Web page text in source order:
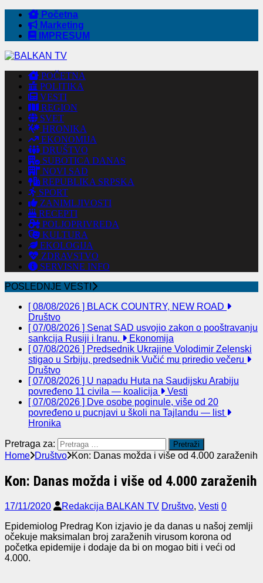
Početna
Marketing
IMPRESUM
POČETNA
POLITIKA
VESTI
REGION
SVET
HRONIKA
EKONOMIJA
DRUŠTVO
SUBOTICA DANAS
NOVI SAD
REPUBLIKA SRPSKA
SPORT
ZANIMLJIVOSTI
RECEPTI
POLJOPRIVREDA
KULTURA
EKOLOGIJA
ZDRAVSTVO
SERVISNE INFO
POSLEDNJE VESTI
[ 08/08/2026 ] BLACK COUNTRY, NEW ROAD
Društvo
[ 07/08/2026 ] Senat SAD usvojio zakon o pooštravanju
sankcija Rusiji i Iranu.
Ekonomija
[ 07/08/2026 ] Predsednik Ukrajine Volodimir Zelenski
stigao u Srbiju, predsednik Vučić mu priredio večeru
Društvo
[ 07/08/2026 ] U napadu Huta na Saudijsku Arabiju
povređeno 11 civila — koalicija
Vesti
[ 07/08/2026 ] Dve osobe poginule, više od 20
povređeno u pucnjavi u školi na Tajlandu — list
Hronika
Pretraga za:
Home Društvo Kon: Danas možda i više od 4.000 zaraženih
Kon: Danas možda i više od 4.000 zaraženih
17/11/2020 Redakcija BALKAN TV Društvo, Vesti 0
Epidemiolog Predrag Kon izjavio je da danas u našoj zemlji
očekuje maksimalan broj zaraženih virusom korona od
početka epidemije i dodaje da bi on mogao biti i veći od
4.000.